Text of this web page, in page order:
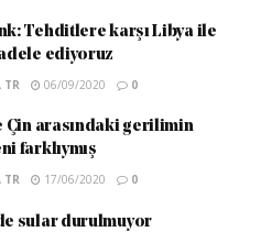
Tehditlere karşı Libya ile
ediyoruz
TR 06/09/2020 0
Çin arasındaki gerilimin
farklıymış
TR 17/06/2020 0
sular durulmuyor